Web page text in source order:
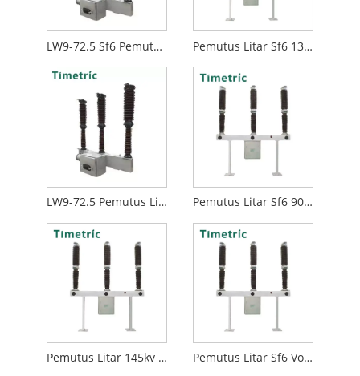
LW9-72.5 Sf6 Pemutus Litar Pemutus Litar Sf6 132kv
LW9-72.5 Pemutus Litar Heksafluorida Sulfur Pemutus Litar Sf6 90kv 110kv
Pemutus Litar 145kv 132kv Sf6 Pemutus Litar Sf6 Voltan Tinggi